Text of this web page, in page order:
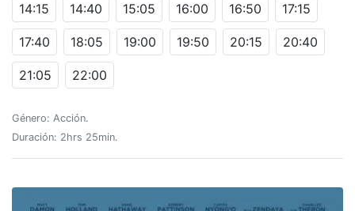
14:15 14:40 15:05 16:00 16:50 17:15
17:40 18:05 19:00 19:50 20:15 20:40
21:05 22:00
Género: Acción.
Duración: 2hrs 25min.